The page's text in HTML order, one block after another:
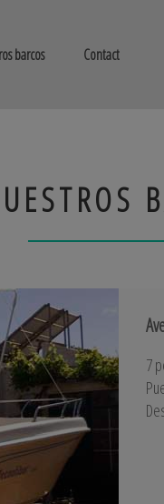
barcos Contact
7